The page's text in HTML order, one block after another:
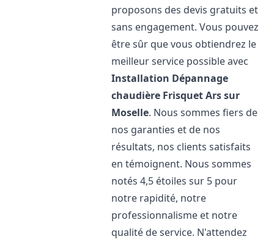
proposons des devis gratuits et
sans engagement. Vous pouvez
être sûr que vous obtiendrez le
meilleur service possible avec
Installation Dépannage
chaudière FrisquetArs sur
Moselle. Nous sommes fiers de
nos garanties et de nos
résultats, nos clients satisfaits
en témoignent. Nous sommes
notés 4,5 étoiles sur 5 pour
notre rapidité, notre
professionnalisme et notre
qualité de service. N'attendez